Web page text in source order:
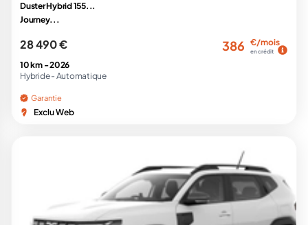
Duster Hybrid 155...
Journey...
28 490 € 386 €/mois
en crédit
10 km -2026
Hybride - Automatique
Garantie
Exclu Web